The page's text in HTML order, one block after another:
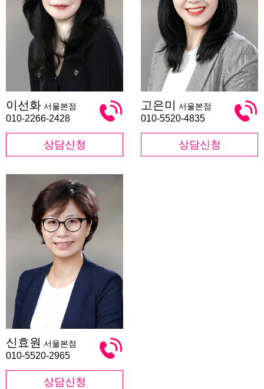
선
화
이선화 서울본점
010-2266-2428
상담신청
은
미
고은미 서울본점
010-5520-4835
상담신청
효
원
신효원 서울본점
010-5520-2965
상담신청